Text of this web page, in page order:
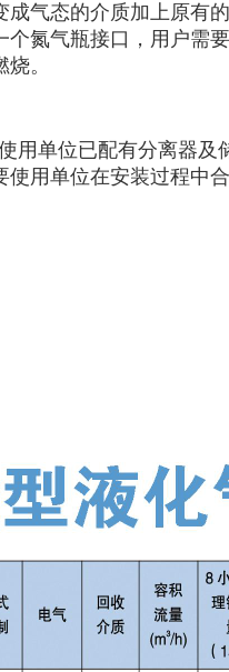
成气态的介质加上原有
个氮气瓶接口，用户需
。
用单位已配有分离器
使用单位在安装过程中